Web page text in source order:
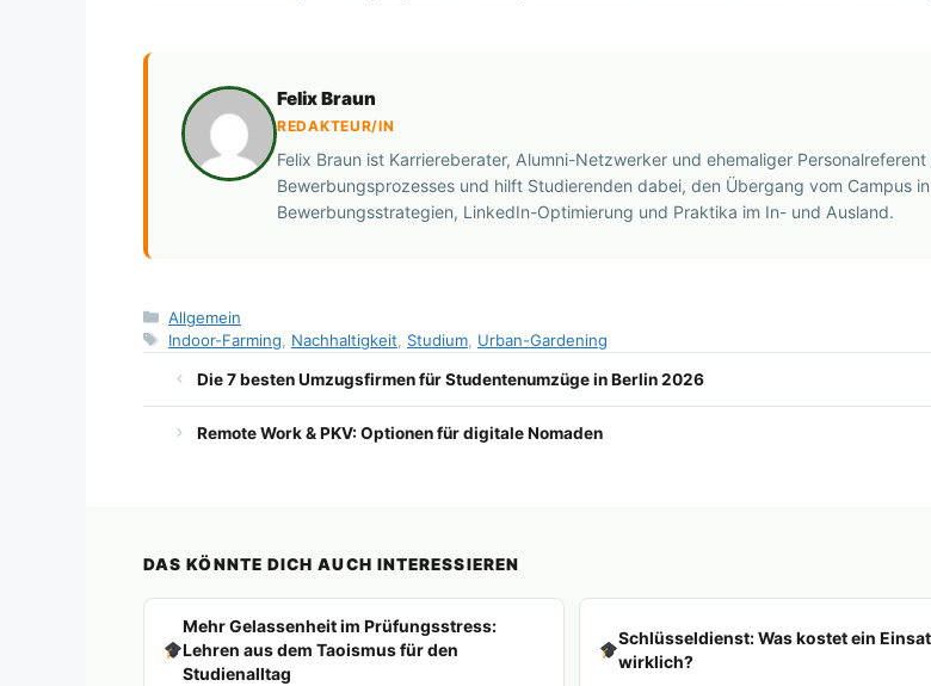
Felix Braun
REDAKTEUR/IN
Felix Braun ist Karriereberater, Alumni-Netzwerker und ehemaliger
Bewerbungsprozesses und hilft Studierenden dabei, den Übergang vom Campus
Bewerbungsstrategien, LinkedIn-Optimierung und Praktika im In- und Ausland.
Kategorien
Allgemein
Schlagwörter
Indoor-Farming Nachhaltigkeit Studium, Urban-Gardening
Die 7 besten Umzugsfirmen für Studentenumzüge in Berlin 2026
Remote Work & PKV: Optionen für digitale Nomaden
DAS KÖNNTE DICH AUCH INTERESSIEREN
Mehr Gelassenheit im Prüfungsstress:
Lehren aus dem Taoismus für den
Studienalltag
Schlüsseldienst: Was kostet ein
wirklich?